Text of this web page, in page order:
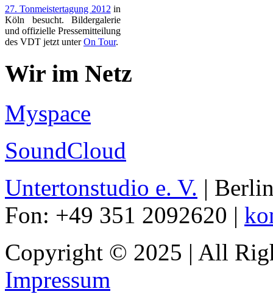
27. Tonmeistertagung 2012 in
Köln besucht. Bildergalerie
und offizielle Pressemitteilung
des VDT jetzt unterOn Tour.
Wir im Netz
Myspace
SoundCloud
Untertonstudio e. V. |
Fon: +49 351 2092620 |
Copyright © 2025 | All
Impressum